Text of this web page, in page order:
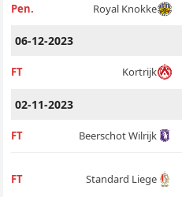
Pen. Royal Knokke
06-12-2023
FT Kortrijk
02-11-2023
FT Beerschot Wilrijk
FT Standard Liege